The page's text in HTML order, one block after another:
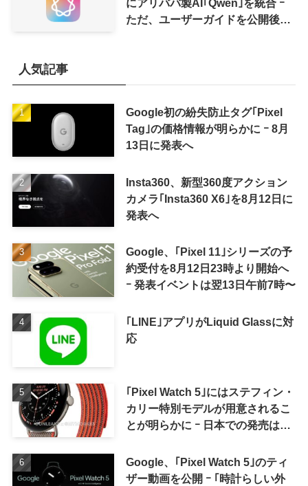
にアリババ製AI｢Qwen｣を統合 ｰ
ただ、ユーザーガイドを公開後に
人気記事
Google初の紛失防止タグ｢Pixel
Tag｣の価格情報が明らかに ｰ 8月
13日に発表へ
Insta360、新型360度アクション
カメラ｢Insta360 X6｣を8月12日に
発表へ
Google、｢Pixel 11｣シリーズの予
約受付を8月12日23時より開始へ
ｰ 発表イベントは翌13日午前7時〜
｢LINE｣アプリがLiquid Glassに対
応
｢Pixel Watch 5｣にはステフィン・
カリー特別モデルが用意されるこ
とが明らかに ｰ 日本での発売は期
Google、｢Pixel Watch 5｣のティ
ザー動画を公開 ｰ ｢時計らしい外